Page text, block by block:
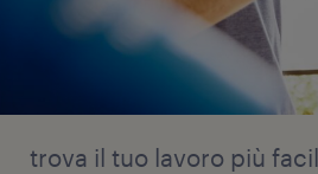
trova il tuo lavoro più